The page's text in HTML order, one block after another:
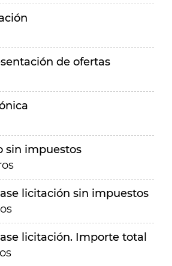
de ofertas
sin impuestos
licitación sin impuestos
licitación. Importe total